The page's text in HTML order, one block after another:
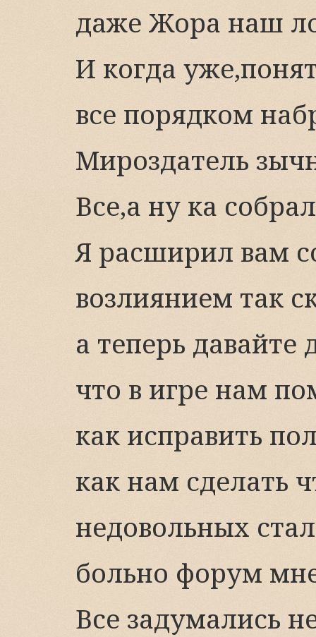
даже Жора наш
И когда
все порядком
Мироздатель
Все,а ну ка
Я расширил вам
возлиянием так
а теперь давайте
что в игре нам
как исправить
как нам сделать
недовольных
больно форум
Все задумались